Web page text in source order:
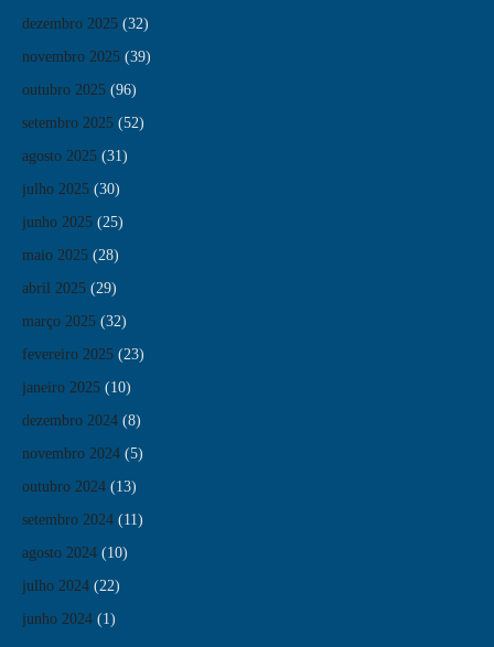
dezembro 2025 (32)
novembro 2025 (39)
outubro 2025 (96)
setembro 2025 (52)
agosto 2025 (31)
julho 2025 (30)
junho 2025 (25)
maio 2025 (28)
abril 2025 (29)
março 2025 (32)
fevereiro 2025 (23)
janeiro 2025 (10)
dezembro 2024 (8)
novembro 2024 (5)
outubro 2024 (13)
setembro 2024 (11)
agosto 2024 (10)
julho 2024 (22)
junho 2024 (1)